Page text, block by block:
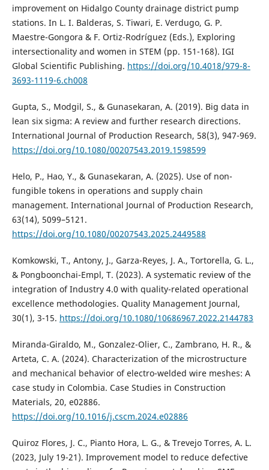
improvement on Hidalgo County drainage district pump
stations. In L. I. Balderas, S. Tiwari, E. Verdugo, G. P.
Maestre-Gongora & F. Ortiz-Rodríguez (Eds.), Exploring
intersectionality and women in STEM (pp. 151-168). IGI
Global Scientific Publishing. https://doi.org/10.4018/979-8-
3693-1119-6.ch008
Gupta, S., Modgil, S., & Gunasekaran, A. (2019). Big data in
lean six sigma: A review and further research directions.
International Journal of Production Research, 58(3), 947-969.
https://doi.org/10.1080/00207543.2019.1598599
Helo, P., Hao, Y., & Gunasekaran, A. (2025). Use of non-
fungible tokens in operations and supply chain
management. International Journal of Production Research,
63(14), 5099–5121.
https://doi.org/10.1080/00207543.2025.2449588
Komkowski, T., Antony, J., Garza-Reyes, J. A., Tortorella, G. L.,
& Pongboonchai-Empl, T. (2023). A systematic review of the
integration of Industry 4.0 with quality-related operational
excellence methodologies. Quality Management Journal,
30(1), 3-15. https://doi.org/10.1080/10686967.2022.2144783
Miranda-Giraldo, M., Gonzalez-Olier, C., Zambrano, H. R., &
Arteta, C. A. (2024). Characterization of the microstructure
and mechanical behavior of electro-welded wire meshes: A
case study in Colombia. Case Studies in Construction
Materials, 20, e02886.
https://doi.org/10.1016/j.cscm.2024.e02886
Quiroz Flores, J. C., Pianto Hora, L. G., & Trevejo Torres, A. L.
(2023, July 19-21). Improvement model to reduce defective